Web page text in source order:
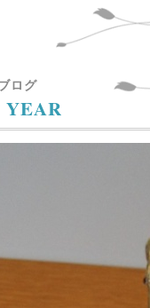
ログ
YEAR